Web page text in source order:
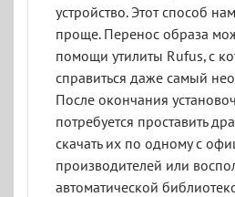
устройство. Этот способ
проще. Перенос образа
помощи утилиты Rufus, с
справиться даже самый
После окончания
потребуется проставить
скачать их по одному с
производителей или
автоматической